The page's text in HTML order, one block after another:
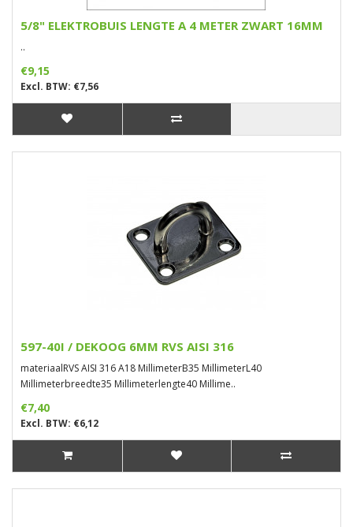
5/8" ELEKTROBUIS LENGTE A 4 METER ZWART 16MM
..
€9,15
Excl. BTW: €7,56
597-40I / DEKOOG 6MM RVS AISI 316
materiaalRVS AISI 316 A18 MillimeterB35 MillimeterL40
Millimeterbreedte35 Millimeterlengte40 Millime..
€7,40
Excl. BTW: €6,12